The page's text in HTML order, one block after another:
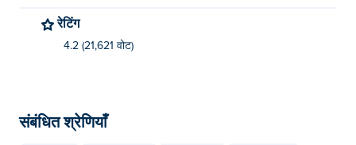
रेटिंग
4.2 (21,621 वोट)
संबंधित श्रेणियाँ